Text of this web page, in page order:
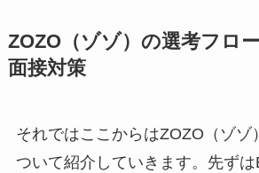
ZOZO（ゾゾ）の選考フロ
面接対策
それではここからはZOZO（ゾゾ
ついて紹介していきます。先ずは